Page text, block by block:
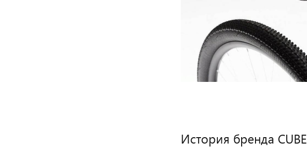
История бренда CUBE